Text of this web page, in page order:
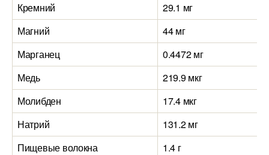
Кремний
29.1 мг
Магний
44 мг
Марганец
0.4472 мг
Медь
219.9 мкг
Молибден
17.4 мкг
Натрий
131.2 мг
Пищевые волокна
1.4 г